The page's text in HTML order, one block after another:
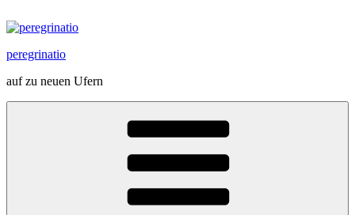
Inhalt
peregrinatio
auf zu neuen Ufern